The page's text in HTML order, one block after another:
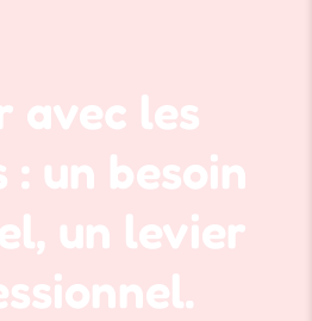
avec les
un besoin
un levier